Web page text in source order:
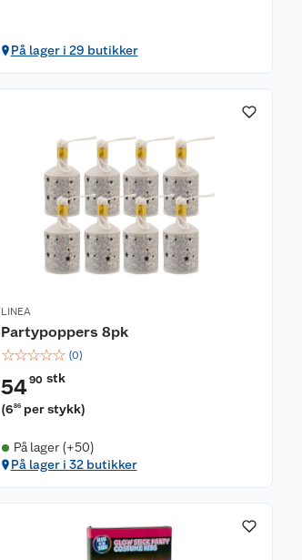
På lager i 29 butikker
LINEA
Partypoppers 8pk
☆☆☆☆☆ (0)
5490 stk
(686 per stykk)
På lager (+50)
På lager i 32 butikker